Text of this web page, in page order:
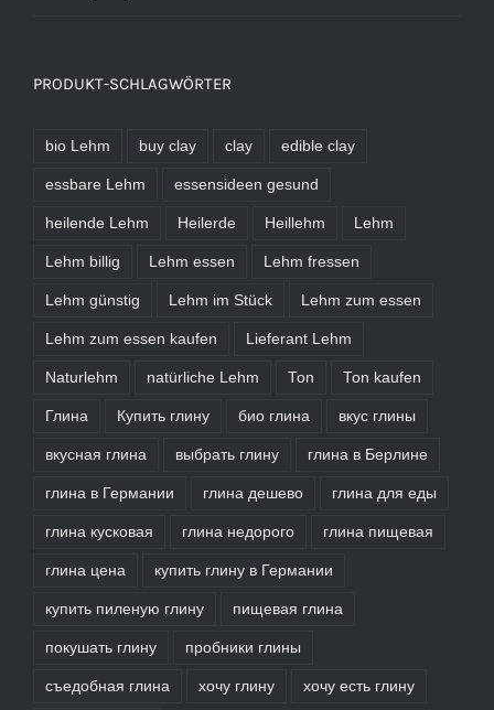
PRODUKT-SCHLAGWÖRTER
bio Lehm buy clay clay edible clay
essbare Lehm essensideen gesund
heilende Lehm Heilerde Heillehm Lehm
Lehm billig Lehm essen Lehm fressen
Lehm günstig Lehm im Stück Lehm zum essen
Lehm zum essen kaufen Lieferant Lehm
Naturlehm natürliche Lehm Ton Ton kaufen
Глина Купить глину био глина вкус глины
вкусная глина выбрать глину глина в Берлине
глина в Германии глина дешево глина для еды
глина кусковая глина недорого глина пищевая
глина цена купить глину в Германии
купить пиленую глину пищевая глина
покушать глину пробники глины
съедобная глина хочу глину хочу есть глину